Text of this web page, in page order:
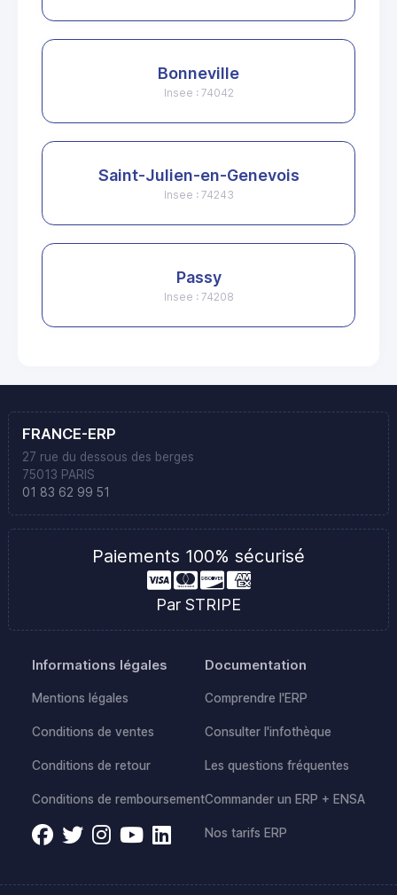
Bonneville
Insee : 74042
Saint-Julien-en-Genevois
Insee : 74243
Passy
Insee : 74208
FRANCE-ERP
27 rue du dessous des berges
75013 PARIS
01 83 62 99 51
Paiements 100% sécurisé
Par STRIPE
Informations légales
Mentions légales
Conditions de ventes
Conditions de retour
Conditions de remboursement
Documentation
Comprendre l'ERP
Consulter l'infothèque
Les questions fréquentes
Commander un ERP + ENSA
Nos tarifs ERP